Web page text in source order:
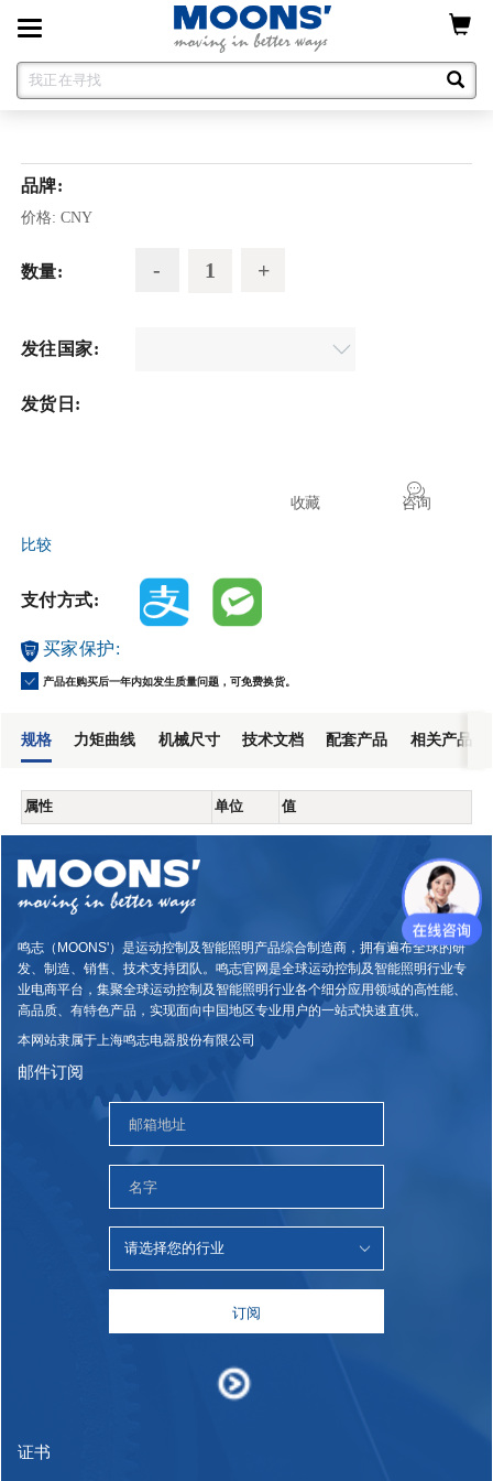
Toggle
navigation
品牌:
价格: CNY
数量:
发往国家:
发货日:
咨询
收藏
比较
支付方式:
买家保护:
产品在购买后一年内如发生质量问题，可免费换货。
规格 力矩曲线 机械尺寸 技术文档 配套产品 相关产品
属性 单位 值
鸣志（MOONS'）是运动控制及智能照明产品综合制造商，拥有遍布全球的研
发、制造、销售、技术支持团队。鸣志官网是全球运动控制及智能照明行业专
业电商平台，集聚全球运动控制及智能照明行业各个细分应用领域的高性能、
高品质、有特色产品，实现面向中国地区专业用户的一站式快速直供。
本网站隶属于上海鸣志电器股份有限公司
邮件订阅
订阅
证书